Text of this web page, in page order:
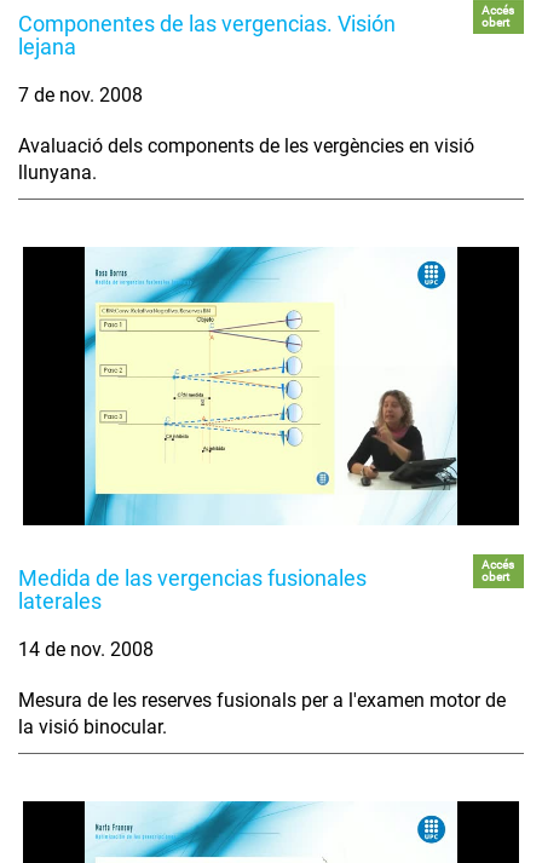
Componentes de las vergencias. Visión
lejana
Accés
obert
7 de nov. 2008
Avaluació dels components de les vergències en visió
llunyana.
Medida de las vergencias fusionales
laterales
Accés
obert
14 de nov. 2008
Mesura de les reserves fusionals per a l'examen motor de
la visió binocular.